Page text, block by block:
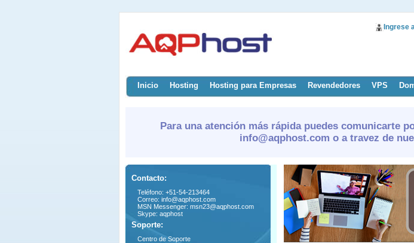
Ingrese
Inicio Hosting Hosting para Empresas Revendedores VPS
Para una atención más rápida puedes comunicarte
info@aqphost.com o a travez de
Contacto:
Teléfono: +51-54-213464
Correo: info@aqphost.com
MSN Messenger: msn23@aqphost.com
Skype: aqphost
Soporte:
Centro de Soporte